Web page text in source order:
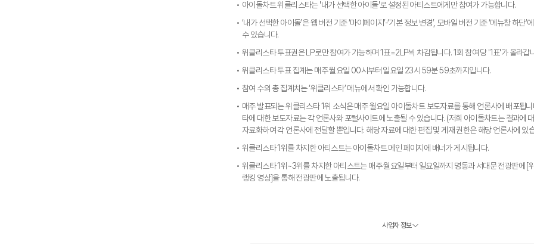
아이돌차트 위클리스타는 '내가 선택한 아이돌'로 설정된 아티스트에게만 참여가 가능합니다.
‘내가 선택한 아이돌’은 웹 버전 기준 ‘마이페이지’-‘기본 정보 변경’, 모바일 버전 기준 ‘메뉴창 하단’
수 있습니다.
위클리스타 투표권은 LP로만 참여가 가능하며 1표=2LP씩 차감됩니다. 1회 참여 당 '1표'가 올라갑
위클리스타 투표 집계는 매주 월요일 00시부터 일요일 23시 59분 59초까지입니다.
참여 수의 총 집계치는 ‘위클리스타’ 메뉴에서 확인 가능합니다.
매주 발표되는 위클리스타 1위 소식은 매주 월요일 아이돌차트 보도자료를 통해 언론사에 배포됩
타에 대한 보도자료는 각 언론사와 포털사이트에 노출될 수 있습니다. (저희 아이돌차트는 결과에
자료화하여 각 언론사에 전달할 뿐입니다. 해당 자료에 대한 편집 및 게재 권한은 해당 언론사에 있
위클리스타 1위를 차지한 아티스트는 아이돌차트 메인 페이지에 배너가 게시됩니다.
위클리스타 1위~3위를 차지한 아티스트는 매주 월요일부터 일요일까지 명동과 서대문 전광판에 [
랭킹 영상]을 통해 전광판에 노출됩니다.
사업자 정보